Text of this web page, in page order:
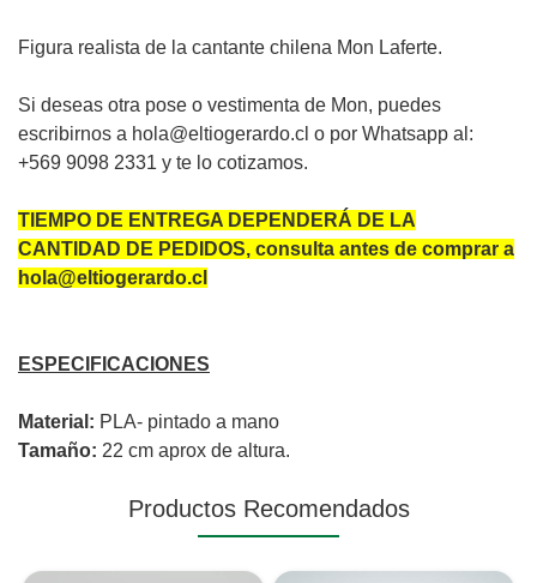
Figura realista de la cantante chilena Mon Laferte.
Si deseas otra pose o vestimenta de Mon, puedes
escribirnos a hola@eltiogerardo.cl o por Whatsapp al:
+569 9098 2331 y te lo cotizamos.
TIEMPO DE ENTREGA DEPENDERÁ DE LA
CANTIDAD DE PEDIDOS, consulta antes de comprar a
hola@eltiogerardo.cl
ESPECIFICACIONES
Material: PLA- pintado a mano
Tamaño: 22 cm aprox de altura.
Productos Recomendados